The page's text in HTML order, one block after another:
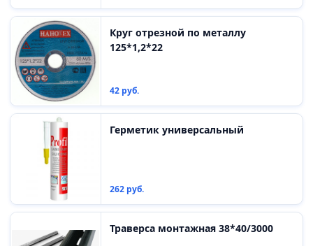
Круг отрезной по металлу
125*1,2*22
42 руб.
Герметик универсальный
262 руб.
Траверса монтажная 38*40/3000